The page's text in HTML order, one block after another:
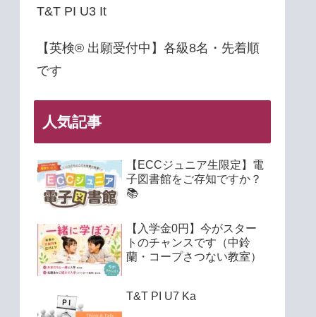
T&T PI U3 It
【英検® 出願受付中】各級8名・先着順
です
人気記事
【ECCジュニア生限定】電
子図書館をご存知ですか？
📚
【入学金0円】今がスター
トのチャンスです（中鈴
蘭・コープさつない教室）
T&T PI U7 Ka